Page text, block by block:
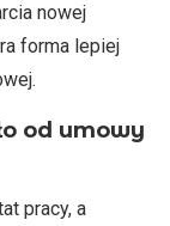
nowej
forma lepiej
od umowy
pracy, a